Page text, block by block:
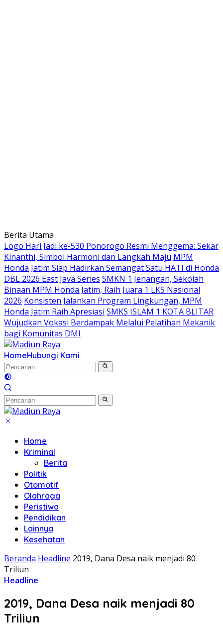
Langsung
ke
konten
Berita Utama
Logo Hari Jadi ke-530 Ponorogo Resmi Menggema: Sekar
Kinanthi, Simbol Harmoni dan Langkah Maju MPM
Honda Jatim Siap Hadirkan Semangat Satu HATI di Honda
DBL 2026 East Java Series SMKN 1 Jenangan, Sekolah
Binaan MPM Honda Jatim, Raih Juara 1 LKS Nasional
2026 Konsisten Jalankan Program Lingkungan, MPM
Honda Jatim Raih Apresiasi SMKS ISLAM 1 KOTA BLITAR
Wujudkan Vokasi Berdampak Melalui Pelatihan Mekanik
bagi Komunitas DMI
HomeHubungi Kami
Home
Kriminal
Berita
Politik
Otomotif
Olahraga
Peristiwa
Pendidikan
Lainnya
Kesehatan
Beranda Headline 2019, Dana Desa naik menjadi 80
Triliun
Headline
2019, Dana Desa naik menjadi 80
Triliun